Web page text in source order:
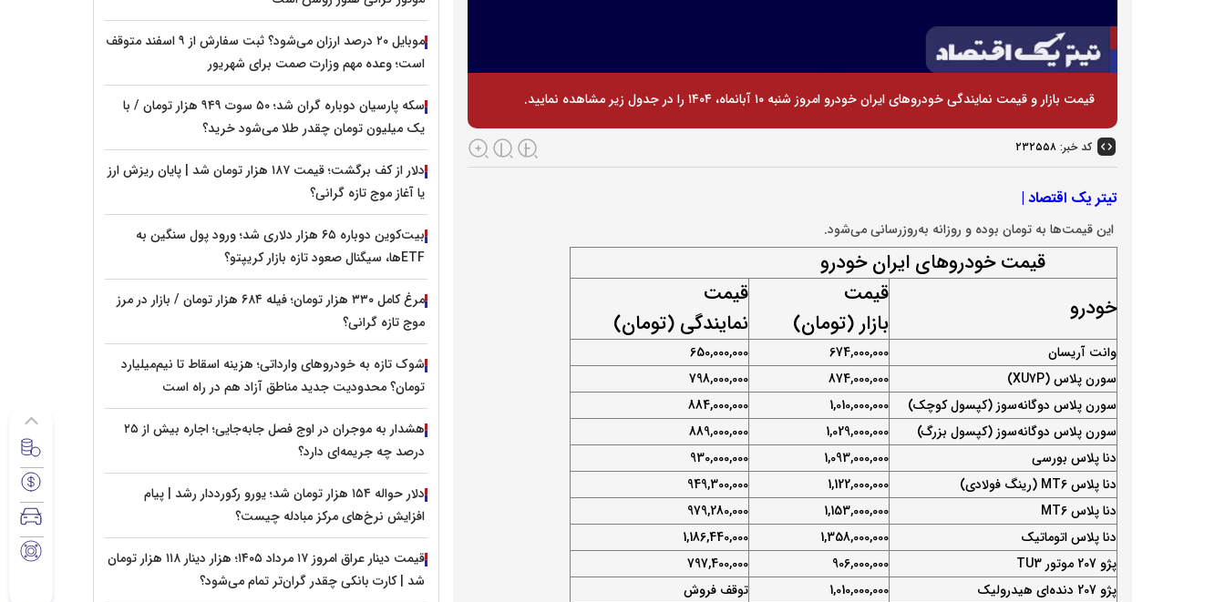
قیمت بازار و قیمت نمایندگی خودرو‌های ایران خودرو امروز شنبه ۱۰ آبانماه، ۱۴۰۴ را در جدول زیر مشاهده نمایید.
کد خبر: ۲۳۲۵۵۸
تیتر یک اقتصاد |
این قیمت‌ها به تومان بوده و روزانه به‌روز‌رسانی می‌شود.
قیمت خودروهای ایران خودرو
خودرو
قیمت
بازار (تومان)
قیمت
نمایندگی (تومان)
وانت آریسان 674,000,000
650,000,000
سورن پلاس (XU7P)
874,000,000
798,000,000
سورن پلاس دوگانه‌سوز (کپسول کوچک)
1,010,000,000
884,000,000
سورن پلاس دوگانه‌سوز (کپسول بزرگ)
1,029,000,000
889,000,000
دنا پلاس بورسی
1,093,000,000
930,000,000
دنا پلاس MT6 (رینگ فولادی)
1,122,000,000
949,300,000
دنا پلاس MT6
1,153,000,000
979,280,000
دنا پلاس اتوماتیک
1,358,000,000
1,186,440,000
پژو 207 موتور TU3
906,000,000
797,400,000
پژو 207 دنده‌ای هیدرولیک
1,010,000,000
توقف فروش
موبایل ۲۰ درصد ارزان می‌شود؟ ثبت سفارش از ۹ اسفند متوقف
است؛ وعده مهم وزارت صمت برای شهریور
سکه پارسیان دوباره گران شد؛ ۵۰ سوت ۹۴۹ هزار تومان / با
یک میلیون تومان چقدر طلا می‌شود خرید؟
دلار از کف برگشت؛ قیمت ۱۸۷ هزار تومان شد | پایان ریزش ارز
یا آغاز موج تازه گرانی؟
بیت‌کوین دوباره ۶۵ هزار دلاری شد؛ ورود پول سنگین به
ETFها، سیگنال صعود تازه بازار کریپتو؟
مرغ کامل ۳۳۰ هزار تومان؛ فیله ۶۸۴ هزار تومان / بازار در مرز
موج تازه گرانی؟
شوک تازه به خودروهای وارداتی؛ هزینه اسقاط تا نیم‌میلیارد
تومان؟ محدودیت جدید مناطق آزاد هم در راه است
هشدار به موجران در اوج فصل جابه‌جایی؛ اجاره بیش از ۲۵
درصد چه جریمه‌ای دارد؟
دلار حواله ۱۵۴ هزار تومان شد؛ یورو رکورددار رشد | پیام
افزایش نرخ‌های مرکز مبادله چیست؟
قیمت دینار عراق امروز ۱۷ مرداد ۱۴۰۵؛ هزار دینار ۱۱۸ هزار تومان
شد | کارت بانکی چقدر گران‌تر تمام می‌شود؟